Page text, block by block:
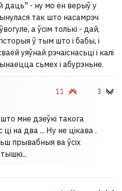
даць" - ну мо ён верыў у
так што насамрэч
а ўсім толькі - дай,
ў тым што і бабы, і
уяўнай рэчаіснасьці і калі
сьмех і абурэньне.
11 3
мне дзеўкі такога
на два ... Ну не цікава .
прывабныя ва ўсіх